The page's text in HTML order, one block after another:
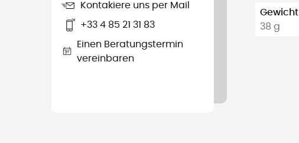
Kontakiere uns per Mail
+33 4 85 21 31 83
Einen Beratungstermin
vereinbaren
Gewicht
38 g